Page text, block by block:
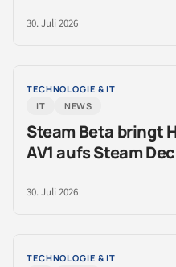
30. Juli 2026
TECHNOLOGIE & IT
IT
NEWS
Steam Beta bringt
AV1 aufs Steam
30. Juli 2026
TECHNOLOGIE & IT